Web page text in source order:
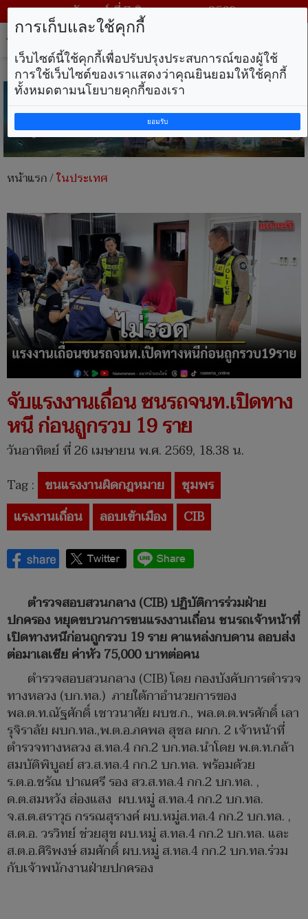
วันศุกร์ ที่ 7 สิงหาคม พ.ศ. 2569
หน้าแรก/ในประเทศ
จับแรงงานเถื่อน ชนรถจนท.เปิดทาง
หนี ก่อนถูกรวบ 19 ราย
วันอาทิตย์ ที่ 26 เมษายน พ.ศ. 2569, 18.38 น.
Tag : ขนแรงงานผิดกฎหมาย
ชุมพร
แรงงานเถื่อน
ลอบเข้าเมือง CIB
ตำรวจสอบสวนกลาง (CIB) ปฏิบัติการร่วมฝ่าย
ปกครอง หยุดขบวนการขนแรงงานเถื่อน ชนรถเจ้าหน้าที่
เปิดทางหนีก่อนถูกรวบ 19 ราย คาแหล่งกบดาน ลอบส่ง
ต่อมาเลเซีย ค่าหัว 75,000 บาทต่อคน
ตำรวจสอบสวนกลาง (CIB) โดย กองบังคับการตำรวจ
ทางหลวง (บก.ทล.) ภายใต้กาอำนวยการของ
พล.ต.ท.ณัฐศักดิ์ เชาวนาศัย ผบช.ก., พล.ต.ต.พรศักดิ์ เลา
รุจิราลัย ผบก.ทล.,พ.ต.อ.ภคพล สุชล ผกก. 2 เจ้าหน้าที่
ตำรวจทางหลวง ส.ทล.4 กก.2 บก.ทล.นำโดย พ.ต.ท.กล้า
สมบัติพิบูลย์ สว.ส.ทล.4 กก.2 บก.ทล. พร้อมด้วย
ร.ต.อ.ชรัณ ปาณศรี รอง สว.ส.ทล.4 กก.2 บก.ทล. ,
ด.ต.สมหวัง ส่องแสง ผบ.หมู่ ส.ทล.4 กก.2 บก.ทล.
จ.ส.ต.สราวุธ กรรณสุรางค์ ผบ.หมู่ส.ทล.4 กก.2 บก.ทล. ,
ส.ต.อ. วรวิทย์ ช่วยสุข ผบ.หมู่ ส.ทล.4 กก.2 บก.ทล. และ
ส.ต.อ.ศิริพงษ์ สมศักดิ์ ผบ.หมู่ ส.ทล.4 กก.2 บก.ทล.ร่วม
กับเจ้าพนักงานฝ่ายปกครอง
การเก็บและใช้คุกกี้
เว็บไซต์นี้ใช้คุกกี้เพื่อปรับปรุงประสบการณ์ของผู้ใช้
การใช้เว็บไซต์ของเราแสดงว่าคุณยินยอมให้ใช้คุกกี้
ทั้งหมดตามนโยบายคุกกี้ของเรา
ยอมรับ